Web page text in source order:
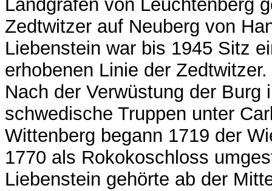
Landgrafen von Leuchtenberg
Zedtwitzer auf Neuberg von
Liebenstein war bis 1945 Sitz
erhobenen Linie der Zedtwitzer.
Nach der Verwüstung der
schwedische Truppen unter
Wittenberg begann 1719 der
1770 als Rokokoschloss
Liebenstein gehörte ab der